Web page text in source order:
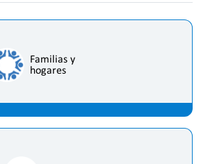
Familias y
hogares